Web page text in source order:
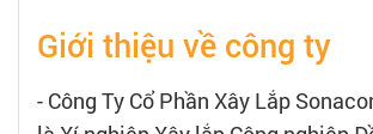
Giới thiệu về công ty
- Công Ty Cổ Phần Xây Lắp